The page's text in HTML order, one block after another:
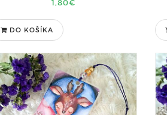
1,80€
DO KOŠÍKA